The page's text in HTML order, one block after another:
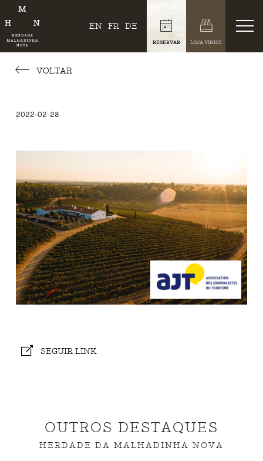
EN FR DE
RESERVAR LOJA VINHO
VOLTAR
2022-02-28
SEGUIR LINK
OUTROS DESTAQUES
HERDADE DA MALHADINHA NOVA